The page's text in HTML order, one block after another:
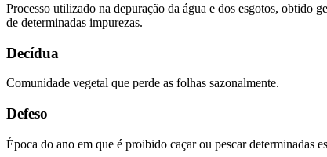
Processo utilizado na depuração da água e dos esgotos, obtido
de determinadas impurezas.
Decídua
Comunidade vegetal que perde as folhas sazonalmente.
Defeso
Época do ano em que é proibido caçar ou pescar determinadas